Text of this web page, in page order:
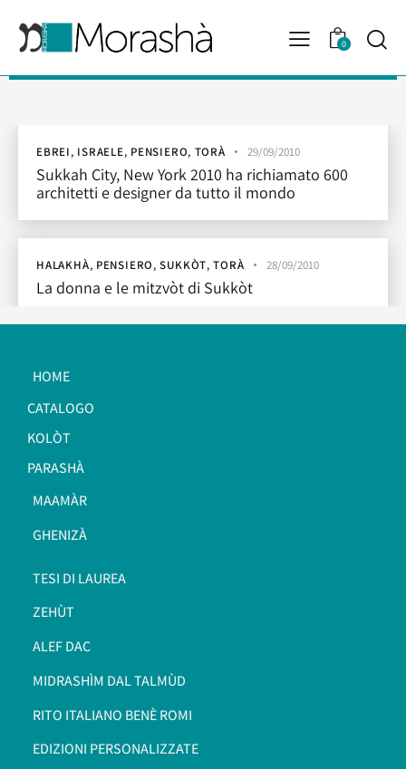
0
EBREI, ISRAELE, PENSIERO, TORÀ 29/09/2010
Sukkah City, New York 2010 ha richiamato 600
architetti e designer da tutto il mondo
HALAKHÀ, PENSIERO,SUKKÒT,TORÀ 28/09/2010
La donna e le mitzvòt di Sukkòt
HOME
CATALOGO
KOLÒT
PARASHÀ
MAAMÀR
GHENIZÀ
TESI DI LAUREA
ZEHÙT
ALEF DAC
MIDRASHÌM DAL TALMÙD
RITO ITALIANO BENÈ ROMI​
EDIZIONI PERSONALIZZATE